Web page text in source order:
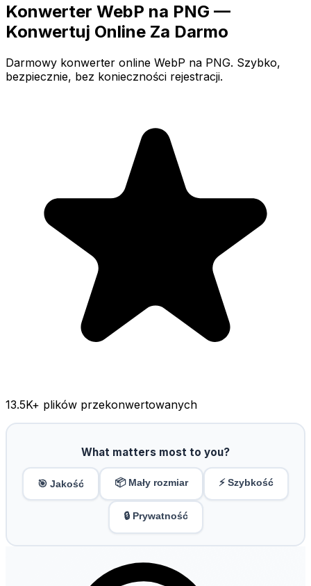
Konwerter WebP na PNG —
Konwertuj Online Za Darmo
Darmowy konwerter online WebP na PNG. Szybko,
bezpiecznie, bez konieczności rejestracji.
13.5K+ plików przekonwertowanych
What matters most to you?
🎯 Jakość 📦 Mały rozmiar ⚡ Szybkość
🔒 Prywatność